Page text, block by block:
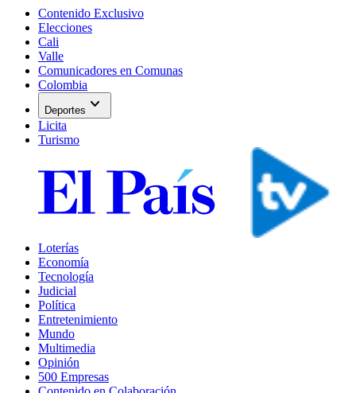
Contenido Exclusivo
Elecciones
Cali
Valle
Comunicadores en Comunas
Colombia
Deportes expand_more
Licita
Turismo
Loterías
Economía
Tecnología
Judicial
Política
Entretenimiento
Mundo
Multimedia
Opinión
500 Empresas